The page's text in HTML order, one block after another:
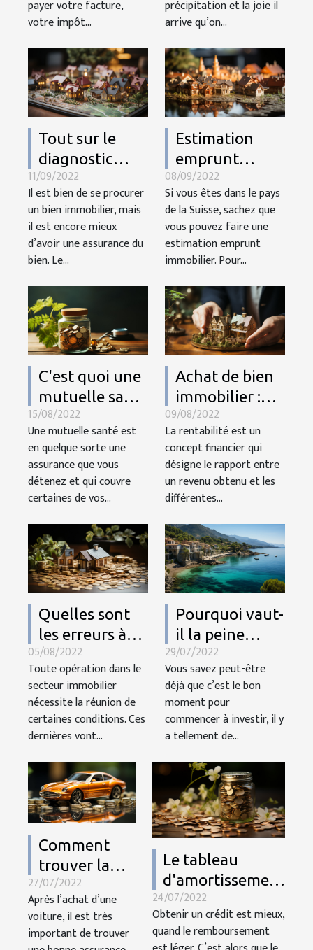
payer votre facture,
votre impôt...
précipitation et la joie il
arrive qu’on...
Tout sur le
diagnostic
immobilier
11/09/2022
Il est bien de se procurer
un bien immobilier, mais
il est encore mieux
d’avoir une assurance du
bien. Le...
Estimation
emprunt
immobilier en
Suisse :
comment
réussir ?
08/09/2022
Si vous êtes dans le pays
de la Suisse, sachez que
vous pouvez faire une
estimation emprunt
immobilier. Pour...
C'est quoi une
mutuelle santé
?
15/08/2022
Une mutuelle santé est
en quelque sorte une
assurance que vous
détenez et qui couvre
certaines de vos...
Achat de bien
immobilier :
quels critères
pour un choix
rentable
09/08/2022
La rentabilité est un
concept financier qui
désigne le rapport entre
un revenu obtenu et les
différentes...
Quelles sont
les erreurs à
éviter pour
bien estimer
son budget
immobilier ?
05/08/2022
Toute opération dans le
secteur immobilier
nécessite la réunion de
certaines conditions. Ces
dernières vont...
Pourquoi vaut-
il la peine
d’investir dans
l’immobilier en
Corse ?
29/07/2022
Vous savez peut-être
déjà que c’est le bon
moment pour
commencer à investir, il y
a tellement de...
Comment
trouver la
meilleure
assurance
auto ?
27/07/2022
Après l’achat d’une
voiture, il est très
important de trouver
Le tableau
d'amortissement
: Que faut-il
savoir ?
24/07/2022
Obtenir un crédit est mieux,
quand le remboursement